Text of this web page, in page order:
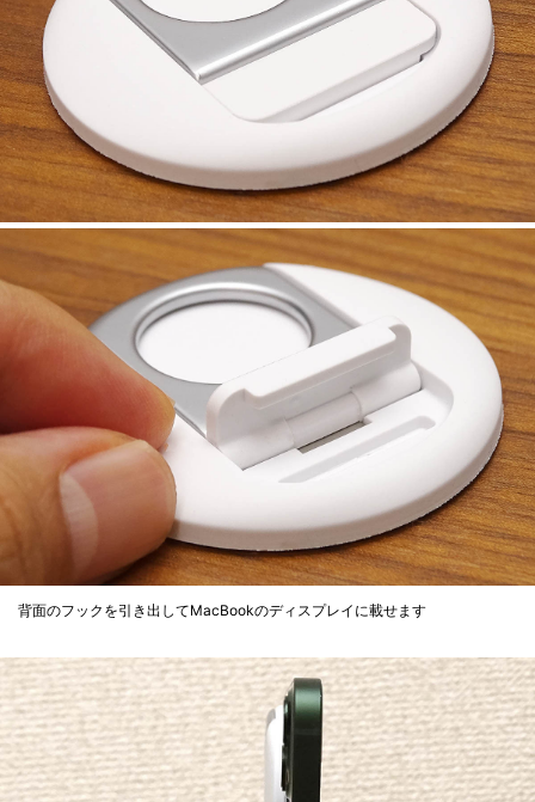
背面のフックを引き出してMacBookのディスプレイに載せます